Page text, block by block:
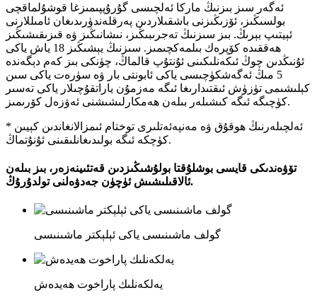
ئەگەر سىز بىزنىڭ ماركا ئەلچىسى گۇرۇپپىمىزغا قوشۇلماقچى
بولسىڭىز، ئۆزىڭىزنى باشقىلاردىن پەرقلەندۈرىدىغان ئامىللارنى
ئېيتىپ بېرىڭ. بىز سىزنىڭ تەجرىبىڭىز، نىشانىڭىز ۋە قىزىقىشىڭىز
ھەققىدە كۆپرەك بىلمەكچىمىز. سىزنىڭ يېشىڭىز 18 ياش ياكى
ئۇنىڭدىن چوڭ ئىكەنلىكىنى ئۇنتۇپ قالماڭ، چۈنكى بىز كەم دېگەندە
5 مىڭ ئەگەشكۈچىسى ياكى ئابونتى بار ۋە سۈرەت ياكى سىن
كېلىشىمى تۈزۈش ئىقتىدارىغا ئىگە مەزمۇن ياراتقۇچىلار ياكى تەسىر
كۈچىگە ئىگە كىشىلەر بىلەن ھەمكارلىشىشنى ئەۋزەل كۆرىمىز.
* ئەلچىلەرنىڭ ھوقۇق ۋە مەنپەئەتلىرى توختام ئىمزالانغاندىن كېيىن
كۈچكە ئىگە بولىدىغانلىقىنى ئۇنۇتماڭ.
تۆۋەندىكى قايسى بوشلۇقتا بولۇشىڭىزدىن قەتئىينەزەر، بىز بىلەن
ئالاقىلىشىش ئۈچۈن جەدۋەلنى تولدۇرۇڭ.
گولف ماشىنىسى ياكى ئېلېكتر ماشىنىسى
يەلكەنلىك پاراخوت ھەيدەش